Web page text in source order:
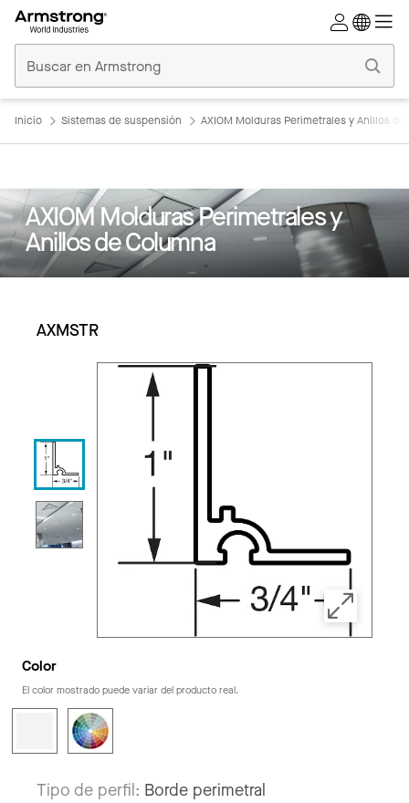
Comerciales
Inicio
Inicio Sistemas de suspensión AXIOM Molduras Perimetrales y Anillos de
AXIOM Molduras Perimetrales y
Anillos de Columna
AXMSTR
Color
El color mostrado puede variar del producto real.
Tipo de perfil: Borde perimetral